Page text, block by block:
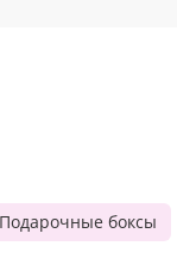
Подарочные боксы